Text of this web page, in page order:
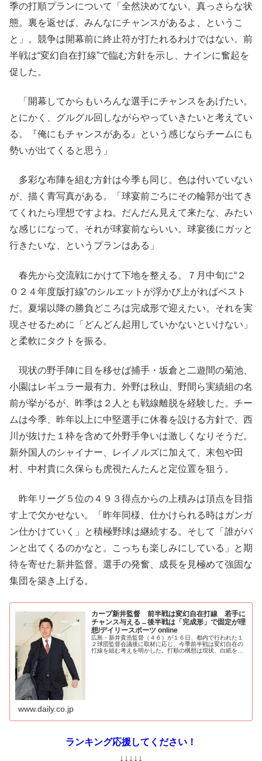
季の打順プランについて「全然決めてない。真っさらな状
態。裏を返せば、みんなにチャンスがあるよ、というこ
と」。競争は開幕前に終止符が打たれるわけではない。前
半戦は“変幻自在打線”で臨む方針を示し、ナインに奮起を
促した。
「開幕してからもいろんな選手にチャンスをあげたい。
とにかく、グルグル回しながらやっていきたいと考えてい
る。『俺にもチャンスがある』という感じならチームにも
勢いが出てくると思う」
多彩な布陣を組む方針は今季も同じ。色は付いていない
が、描く青写真がある。「球宴前ごろにその輪郭が出てき
てくれたら理想ですよね。だんだん見えて来たな、みたい
な感じになって。それが球宴前ならいい。球宴後にガッと
行きたいな、というプランはある」
春先から交流戦にかけて下地を整える。７月中旬に“２
０２４年度版打線”のシルエットが浮かび上がればベスト
だ。夏場以降の勝負どころは完成形で迎えたい。それを実
現させるために「どんどん起用していかないといけない」
と柔軟にタクトを振る。
現状の野手陣に目を移せば捕手・坂倉と二遊間の菊池、
小園はレギュラー最有力。外野は秋山、野間ら実績組の名
前が挙がるが、昨季は２人とも戦線離脱を経験した。チー
ムは今季、昨年以上に中堅選手に休養を設ける方針で、西
川が抜けた１枠を含めて外野手争いは激しくなりそうだ。
新外国人のシャイナー、レイノルズに加えて、末包や田
村、中村貴に久保らも虎視たんたんと定位置を狙う。
昨年リーグ５位の４９３得点からの上積みは頂点を目指
す上で欠かせない。「昨年同様、仕かけられる時はガンガ
ン仕かけていく」と積極野球は継続する。そして「誰がバ
ンと出てくるのかなと。こっちも楽しみにしている」と期
待を寄せた新井監督。選手の発奮、成長を見極めて強固な
集団を築き上げる。
カープ新井監督 前半戦は変幻自在打線 若手に
チャンス与える→後半戦は「完成形」で固定が理
想/デイリースポーツ online
広島・新井貴浩監督（４６）が１６日、都内で行われた１
２球団監督会議後に取材に応じ、今季前半戦は変幻自在の
打線を組む考えを明かした。打順の構想は現状、白紙を強
www.daily.co.jp
ランキング応援してください！
↓↓↓↓↓